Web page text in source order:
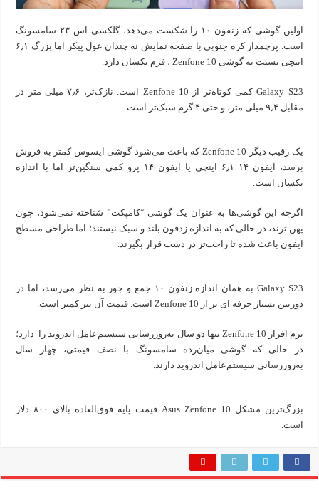
اولین گوشی که زنفون ۱۰ را شکست می‌دهد، گلکسی اس ۲۳ سامسونگ
است. پرچمدار کره جنوبی با صفحه نمایش نه چندان غول پیکر اما بزرگ ۶٫۱
اینچی نسبت به گوشی Zenfone 10 ، فرم یکسان دارد.
Galaxy S23 کمی کوتاه‌تر از Zenfone 10 است. نازک‌تر، ۷٫۶ میلی متر در
مقابل ۹٫۴ میلی متر، و حتی ۴ گرم سبک‌تر است.
یک رقیب دیگر Zenfone 10 که باعث می‌شود گوشی ایسوس کمتر به فروش
برسد، آیفون ۱۴ ۶٫۱ اینچی یا آیفون ۱۴ پرو کمی سنگین‌تر اما با اندازه
یکسان است.
اگرچه این گوشی‌ها به عنوان یک گوشی “کامپکت” شناخته نمی‌شود، چون
پهن ترند، در حالی که به اندازه زدفون بلند و سبک نیستند؛ اما طراحی مسطح
آیفون باعث شده تا راحت‌تر در دست قرار بگیرند.
Galaxy S23 به همان اندازه زنفون ۱۰ جمع و جور به نظر می‌رسد، اما در
دوربین بسیار حرفه ای تر از Zenfone 10 است. قیمت آن نیز کمتر است.
نرم افزار Zenfone 10 تنها دو سال به‌روزرسانی سیستم‌عامل اندروید را دارد؛
در حالی که گوشی میان‌رده سامسونگ با نصف قیمتی، چهار سال
به‌روزرسانی سیستم‌عامل اندروید دارند.
بزرگ‌ترین مشکل Asus Zenfone 10 قیمت پایه فوق‌العاده بالای ۸۰۰ دلار
است.